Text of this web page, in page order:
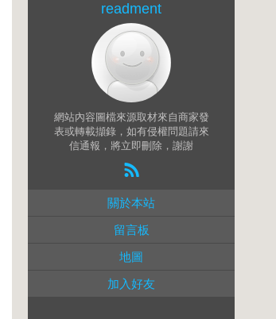
readment
網站內容圖檔來源取材來自商家發
表或轉載擷錄，如有侵權問題請來
信通報，將立即刪除，謝謝
關於本站
留言板
地圖
加入好友